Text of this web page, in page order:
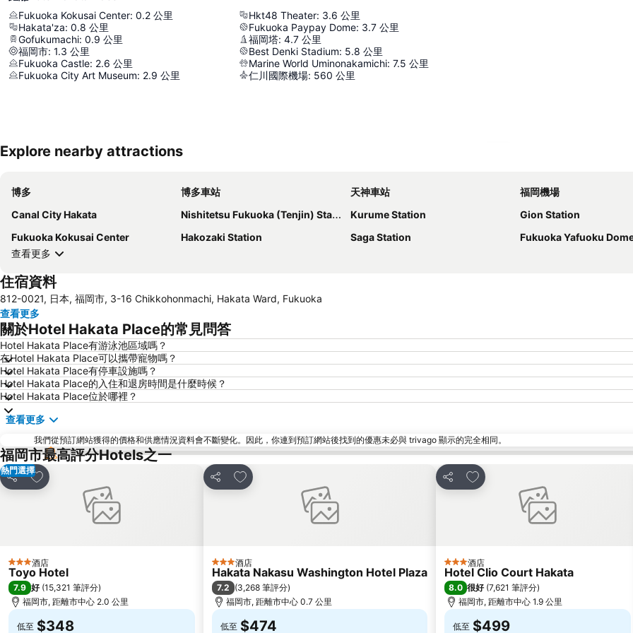
Fukuoka Kokusai Center: 0.2 公里
Hakata'za: 0.8 公里
Gofukumachi: 0.9 公里
福岡市: 1.3 公里
Fukuoka Castle: 2.6 公里
Fukuoka City Art Museum: 2.9 公里
Hkt48 Theater: 3.6 公里
Fukuoka Paypay Dome: 3.7 公里
福岡塔: 4.7 公里
Best Denki Stadium: 5.8 公里
Marine World Uminonakamichi: 7.5 公里
仁川國際機場: 560 公里
Explore nearby attractions
博多 博多車站 天神車站
福岡機場
Canal City Hakata
Nishitetsu Fukuoka (Tenjin) Station Kurume Station
Gion Station
Fukuoka Kokusai Center
Hakozaki Station Saga Station
Fukuoka Yafuoku
查看更多
住宿資料
812-0021, 日本, 福岡市, 3-16 Chikkohonmachi, Hakata Ward, Fukuoka
查看更多
關於Hotel Hakata Place的常見問答
Hotel Hakata Place有游泳池區域嗎？
在Hotel Hakata Place可以攜帶寵物嗎？
Hotel Hakata Place有停車設施嗎？
Hotel Hakata Place的入住和退房時間是什麼時候？
Hotel Hakata Place位於哪裡？
查看更多
我們從預訂網站獲得的價格和供應情況資料會不斷變化。因此，你連到預訂網站後找到的優惠未必與 trivago 顯示的完全相同。
福岡市最高評分Hotels之一
熱門選擇
分享
放到收藏夾
3 星級酒店
Toyo Hotel
7.9 好 (15,321 筆評分)
福岡市, 距離市中心 2.0 公里
低至 $348
分享
放到收藏夾
3 星級酒店
Hakata Nakasu Washington Hotel Plaza
7.2 (3,268 筆評分)
福岡市, 距離市中心 0.7 公里
低至 $474
分享
放到收藏夾
3 星級酒店
Hotel Clio Court Hakata
8.0 很好 (7,621 筆評分)
福岡市, 距離市中心 1.9 公里
低至 $499